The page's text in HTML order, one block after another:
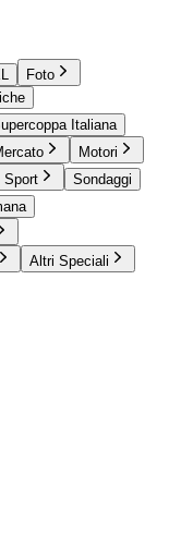
Foto
Italiana
Motori
Sport
Sondaggi
Altri Speciali